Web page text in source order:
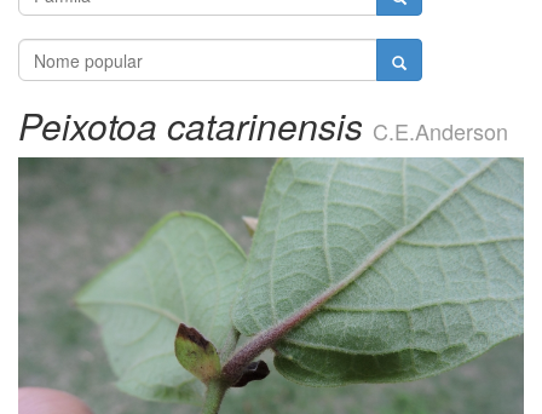
Peixotoa catarinensis C.E.Anderson